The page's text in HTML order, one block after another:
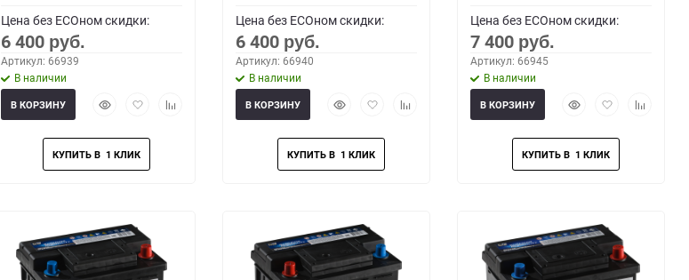
Цена без ECOном скидки:
6 400 руб.
Артикул: 66939
В наличии
БыстрыйДобавить
избранное
Добавить
В КОРЗИНУ
Цена без ECOном скидки:
6 400 руб.
Артикул: 66940
В наличии
БыстрыйДобавить
избранное
Добавить
В КОРЗИНУ
Цена без ECOном скидки:
7 400 руб.
Артикул: 66945
В наличии
БыстрыйДобавить
избранное
Добавить
В КОРЗИНУ